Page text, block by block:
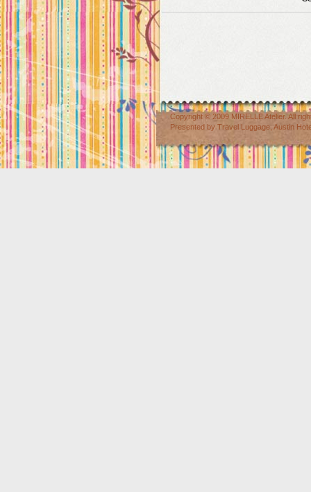
Copyright © 2009 MIRELLE Atelier. All
Presented by Travel Luggage Austin